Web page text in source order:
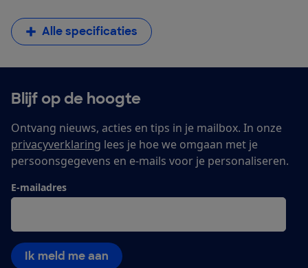
Alle specificaties
Blijf op de hoogte
Ontvang nieuws, acties en tips in je mailbox. In onze
privacyverklaring lees je hoe we omgaan met je
persoonsgegevens en e-mails voor je personaliseren.
E-mailadres
Ik meld me aan